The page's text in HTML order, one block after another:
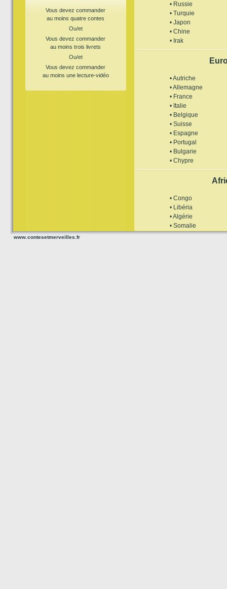
Vous devez commander
au moins quatre contes
Ou/et
Vous devez commander
au moins trois livrets
Ou/et
Vous devez commander
au moins une lecture-vidéo
• Russie
• Turquie
• Japon
• Chine
• Irak
• Autriche
• Allemagne
• France
• Italie
• Belgique
• Suisse
• Espagne
• Portugal
• Bulgarie
• Chypre
• Congo
• Libéria
• Algérie
• Somalie
www.contesetmerveilles.fr